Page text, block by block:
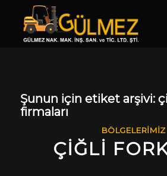
Şunun için etiket arşivi:
firmaları
BÖLGELERIMIZ
ÇIĞLI